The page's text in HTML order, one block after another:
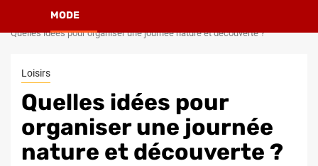
MODE
Loisirs
Quelles idées pour organiser une journée nature et découverte ?
Loisirs
Quelles idées pour
organiser une journée
nature et découverte ?